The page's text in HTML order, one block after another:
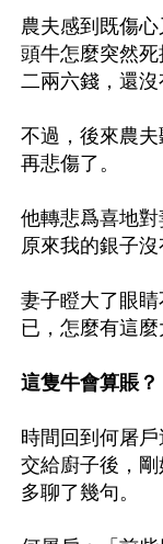
農夫感到既傷
頭牛怎麼突然
二兩六錢，還
不過，後來農
再悲傷了。
他轉悲爲喜地對
原來我的銀子沒
妻子瞪大了眼
已，怎麼有這
這隻牛會算賬？
時間回到何屠
交給廚子後，
多聊了幾句。